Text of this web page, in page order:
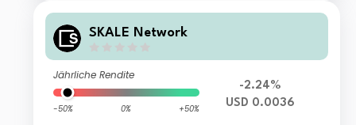
SKALE Network
Jährliche Rendite
-50% 0% +50%
-2.24%
USD 0.0036